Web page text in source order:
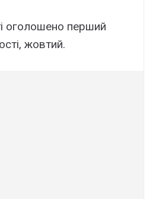
оголошено перший
жовтий.